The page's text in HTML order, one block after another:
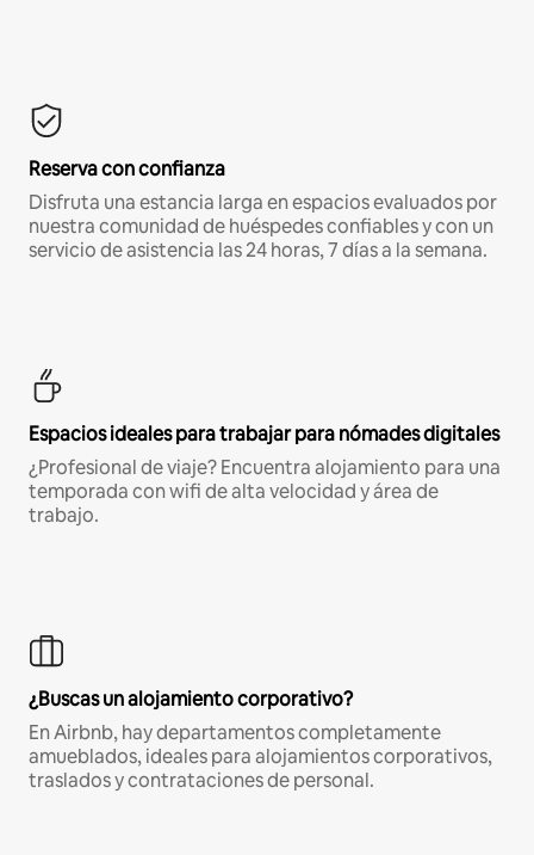
Reserva con confianza
Disfruta una estancia larga en espacios evaluados por
nuestra comunidad de huéspedes confiables y con un
servicio de asistencia las 24 horas, 7 días a la semana.
Espacios ideales para trabajar para nómades digitales
¿Profesional de viaje? Encuentra alojamiento para una
temporada con wifi de alta velocidad y área de
trabajo.
¿Buscas un alojamiento corporativo?
En Airbnb, hay departamentos completamente
amueblados, ideales para alojamientos corporativos,
traslados y contrataciones de personal.